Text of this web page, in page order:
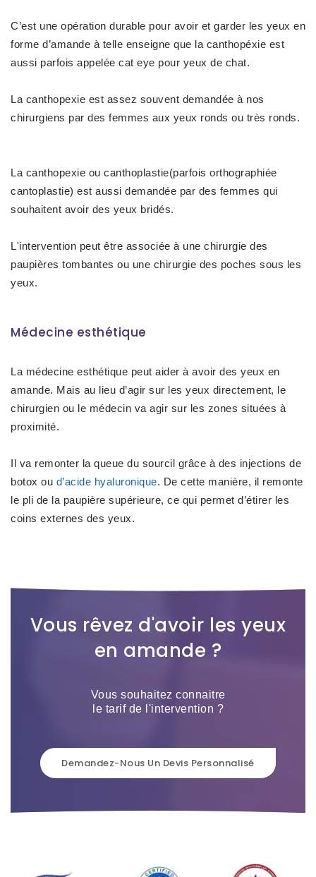
C’est une opération durable pour avoir et garder les yeux en
forme d’amande à telle enseigne que la canthopéxie est
aussi parfois appelée cat eye pour yeux de chat.
La canthopexie est assez souvent demandée à nos
chirurgiens par des femmes aux yeux ronds ou très ronds.
La canthopexie ou canthoplastie(parfois orthographiée
cantoplastie) est aussi demandée par des femmes qui
souhaitent avoir des yeux bridés.
L'intervention peut être associée à une chirurgie des
paupières tombantes ou une chirurgie des poches sous les
yeux.
Médecine esthétique
La médecine esthétique peut aider à avoir des yeux en
amande. Mais au lieu d’agir sur les yeux directement, le
chirurgien ou le médecin va agir sur les zones situées à
proximité.
Il va remonter la queue du sourcil grâce à des injections de
botox ou d’acide hyaluronique. De cette manière, il remonte
le pli de la paupière supérieure, ce qui permet d’étirer les
coins externes des yeux.
Vous rêvez d'avoir les yeux
en amande ?
Vous souhaitez connaitre
le tarif de l'intervention ?
Demandez-Nous Un Devis Personnalisé